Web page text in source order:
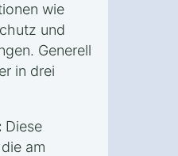
wie
und
Generell
in drei
Diese
am